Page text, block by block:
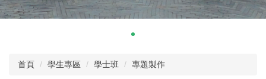
首頁 學生專區 學士班 專題製作